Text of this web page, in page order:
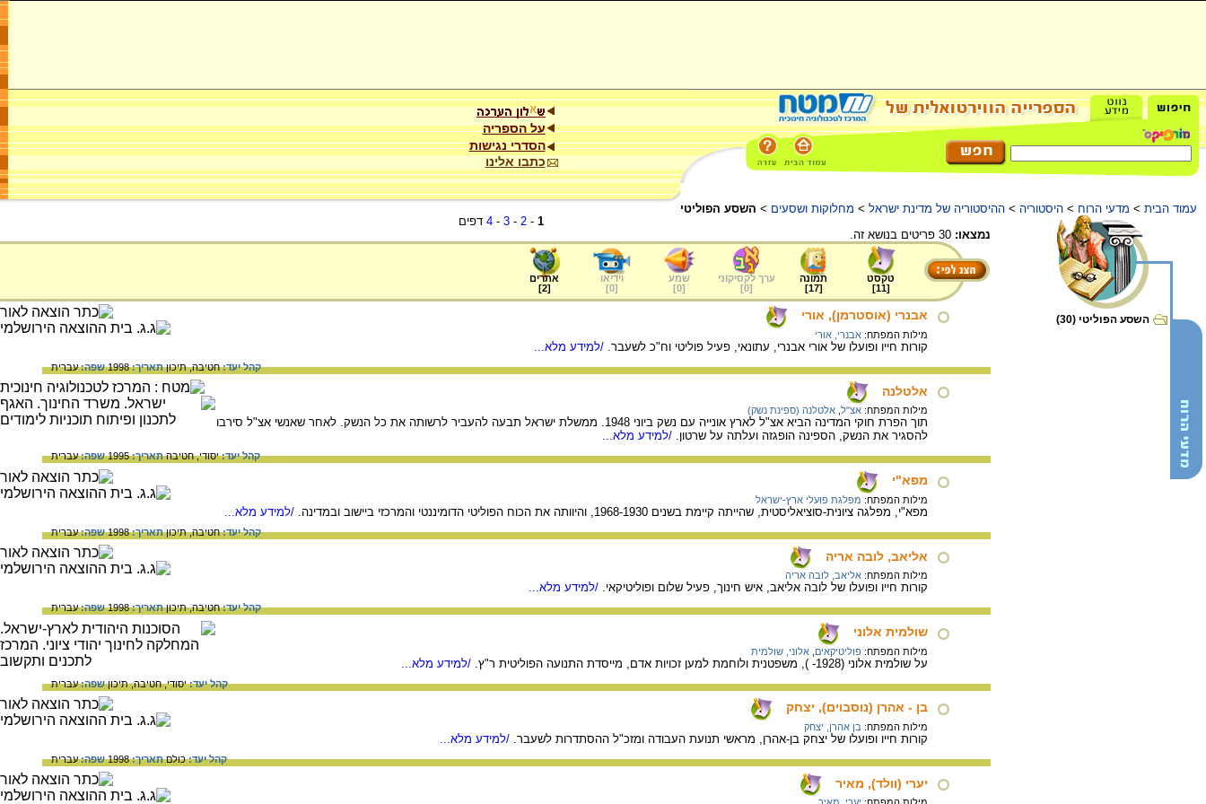
על הספריה
הסדרי נגישות
כתבו אלינו
עמוד הבית > מדעי הרוח > היסטוריה > ההיסטוריה של מדינת ישראל > מחלוקות ושסעים > השסע הפוליטי
השסע הפוליטי (30)
1
-
2
-
3
-
4 דפים
נמצאו:
טקסט
[
11
]
תמונה
[
17
]
ערך לקסיקוני
[
0
]
שמע
[
0
]
וידיאו
[
0
]
אתרים
[
2
]
אבנרי (אוסטרמן), אורי
מילות המפתח: אבנרי, אורי
קורות חייו ופועלו של אורי אבנרי, עתונאי, פעיל פוליטי וח"כ לשעבר. /למידע מלא...
קהל יעד:חטיבה,תיכוןתאריך:1998 שפה:עברית
אלטלנה
מילות המפתח: אצ"ל אלטלנה (ספינת נשק)
תוך הפרת חוקי המדינה הביא אצ"ל לארץ אונייה עם נשק ביוני 1948. ממשלת ישראל תבעה להעביר לרשותה את כל הנשק. לאחר שאנשי אצ"ל סירבו
להסגיר את הנשק, הספינה הופגזה ועלתה על שרטון. /למידע מלא...
קהל יעד:יסודי,חטיבהתאריך:1995 שפה:עברית
מפא"י
מילות המפתח: מפלגת פועלי ארץ-ישראל
מפא"י, מפלגה ציונית-סוציאליסטית, שהייתה קיימת בשנים 1968-1930, והיוותה את הכוח הפוליטי הדומיננטי והמרכזי ביישוב ובמדינה. /למידע מלא...
קהל יעד:חטיבה,תיכוןתאריך:1998 שפה:עברית
אליאב, לובה אריה
מילות המפתח: אליאב, לובה אריה
קורות חייו ופועלו של לובה אליאב, איש חינוך, פעיל שלום ופוליטיקאי. /למידע מלא...
קהל יעד:חטיבה,תיכוןתאריך:1998 שפה:עברית
שולמית אלוני
מילות המפתח: פוליטיקאים אלוני, שולמית
על שולמית אלוני (1928- ), משפטנית ולוחמת למען זכויות אדם, מייסדת התנועה הפוליטית ר"ץ. /למידע מלא...
קהל יעד:יסודי,חטיבה,תיכוןשפה:עברית
בן - אהרן (נוסבוים), יצחק
מילות המפתח: בן אהרן, יצחק
קורות חייו ופועלו של יצחק בן-אהרן, מראשי תנועת העבודה ומזכ"ל ההסתדרות לשעבר. /למידע מלא...
קהל יעד:כולםתאריך:1998 שפה:עברית
יערי (וולד), מאיר